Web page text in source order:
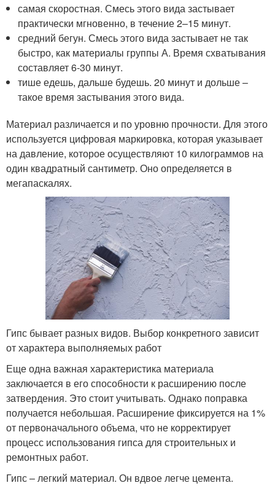
самая скоростная. Смесь этого вида застывает
практически мгновенно, в течение 2–15 минут.
средний бегун. Смесь этого вида застывает не так
быстро, как материалы группы А. Время схватывания
составляет 6-30 минут.
тише едешь, дальше будешь. 20 минут и дольше –
такое время застывания этого вида.
Материал различается и по уровню прочности. Для этого
используется цифровая маркировка, которая указывает
на давление, которое осуществляют 10 килограммов на
один квадратный сантиметр. Оно определяется в
мегапаскалях.
Гипс бывает разных видов. Выбор конкретного зависит
от характера выполняемых работ
Еще одна важная характеристика материала
заключается в его способности к расширению после
затвердения. Это стоит учитывать. Однако поправка
получается небольшая. Расширение фиксируется на 1%
от первоначального объема, что не корректирует
процесс использования гипса для строительных и
ремонтных работ.
Гипс – легкий материал. Он вдвое легче цемента.